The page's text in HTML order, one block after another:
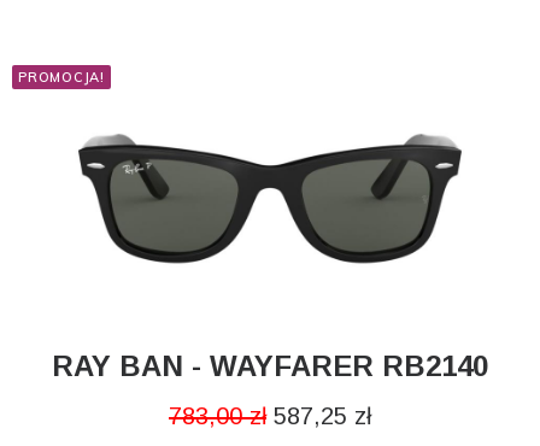
PROMOCJA!
DODAJ DO KOSZYKA
RAY BAN - WAYFARER RB2140
783,00zł 587,25 zł